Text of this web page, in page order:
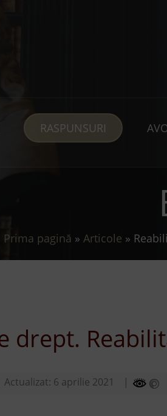
RASPUNSURI
Prima pagină » Articole »
drept.
Actualizat: 6 aprilie 2021